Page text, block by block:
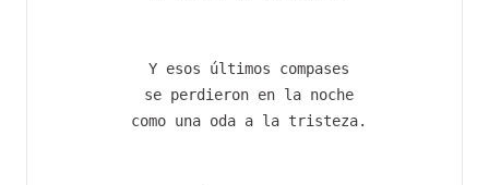
Y esos últimos compases
se perdieron en la noche
como una oda a la tristeza.